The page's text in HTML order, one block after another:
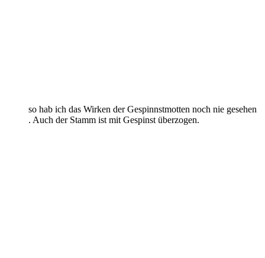
so hab ich das Wirken der Gespinnstmotten noch nie gesehen
. Auch der Stamm ist mit Gespinst überzogen.